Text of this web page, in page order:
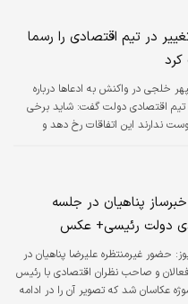
در پاسخ برخی نمایندگان مخالف عدم
دولت طبق قانون آیین‌نامه موظف
در تیم اقتصادی را رسما
خلجی در واکنش به ادعاها درباره
تیم اقتصادی دولت گفت: شاید برخی
ندارند این اتفاقات رخ دهد و
پناهیان در جلسه
دولت رئیسی+ عکس
حضور غیرمنتظره علیرضا پناهیان در
و صاحب نظران اقتصادی با رئیس
عکاسان شد که تصویر آن را در ادامه